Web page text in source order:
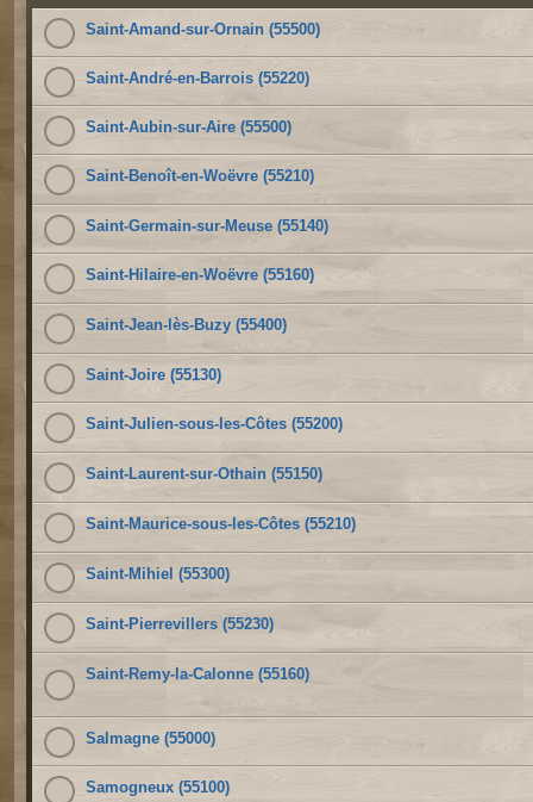
Saint-Amand-sur-Ornain (55500)
Saint-André-en-Barrois (55220)
Saint-Aubin-sur-Aire (55500)
Saint-Benoît-en-Woëvre (55210)
Saint-Germain-sur-Meuse (55140)
Saint-Hilaire-en-Woëvre (55160)
Saint-Jean-lès-Buzy (55400)
Saint-Joire (55130)
Saint-Julien-sous-les-Côtes (55200)
Saint-Laurent-sur-Othain (55150)
Saint-Maurice-sous-les-Côtes (55210)
Saint-Mihiel (55300)
Saint-Pierrevillers (55230)
Saint-Remy-la-Calonne (55160)
Salmagne (55000)
Samogneux (55100)